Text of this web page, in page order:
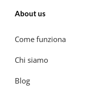
About us
Come funziona
Chi siamo
Blog